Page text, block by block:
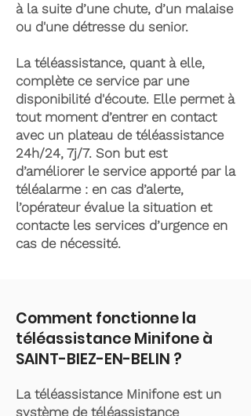
à la suite d’une chute, d’un malaise
ou d'une détresse du senior.
La téléassistance, quant à elle,
complète ce service par une
disponibilité d'écoute. Elle permet à
tout moment d’entrer en contact
avec un plateau de téléassistance
24h/24, 7j/7. Son but est
d’améliorer le service apporté par la
téléalarme : en cas d’alerte,
l’opérateur évalue la situation et
contacte les services d’urgence en
cas de nécessité.
Comment fonctionne la
téléassistance Minifone à
SAINT-BIEZ-EN-BELIN ?
La téléassistance Minifone est un
système de téléassistance